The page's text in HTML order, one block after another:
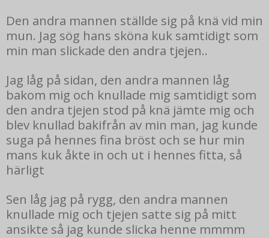
Den andra mannen ställde sig på knä vid min
mun. Jag sög hans sköna kuk samtidigt som
min man slickade den andra tjejen..
Jag låg på sidan, den andra mannen låg
bakom mig och knullade mig samtidigt som
den andra tjejen stod på knä jämte mig och
blev knullad bakifrån av min man, jag kunde
suga på hennes fina bröst och se hur min
mans kuk åkte in och ut i hennes fitta, så
härligt
Sen låg jag på rygg, den andra mannen
knullade mig och tjejen satte sig på mitt
ansikte så jag kunde slicka henne mmmm